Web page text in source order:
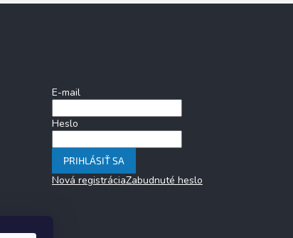
E-mail
Heslo
PRIHLÁSIŤ SA
Nová registráciaZabudnuté heslo